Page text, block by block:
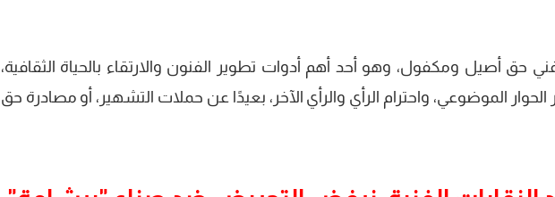
حق أصيل ومكفول، وهو أحد أهم أدوات تطوير الفنون والارتقاء بالحياة الثقافية،
الموضوعي، واحترام الرأي والرأي الآخر، بعيدًا عن حملات التشهير، أو مصادرة حق